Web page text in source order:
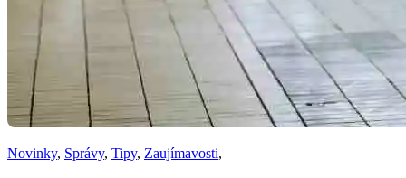
Novinky, Správy, Tipy, Zaujímavosti,